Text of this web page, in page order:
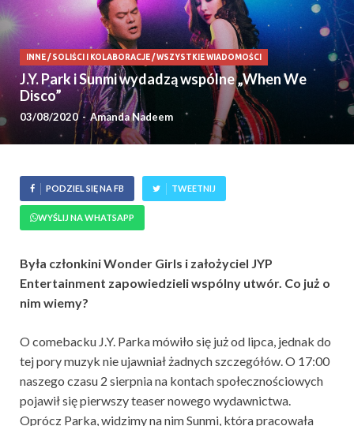
INNE/SOLIŚCI I KOLABORACJE/WSZYSTKIE WIADOMOŚCI
J.Y. Park i Sunmi wydadzą wspólne „When We
Disco”
03/08/2020 -Amanda Nadeem
PODZIEL SIĘ NA FB TWEETNIJ
WYŚLIJ NA WHATSAPP
Była członkini Wonder Girls i założyciel JYP
Entertainment zapowiedzieli wspólny utwór. Co już o
nim wiemy?
O comebacku J.Y. Parka mówiło się już od lipca, jednak do
tej pory muzyk nie ujawniał żadnych szczegółów. O 17:00
naszego czasu 2 sierpnia na kontach społecznościowych
pojawił się pierwszy teaser nowego wydawnictwa.
Oprócz Parka, widzimy na nim Sunmi, która pracowała